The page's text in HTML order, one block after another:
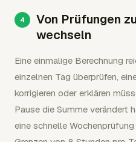
Von Prüfungen
wechseln
Eine einmalige Berechnung
einzelnen Tag überprüfen,
korrigieren oder erklären
Pause die Summe verändert
eine schnelle